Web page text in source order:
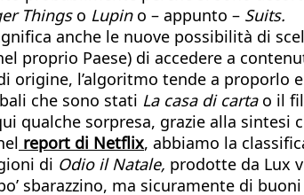
Thingso Lupino – appunto – Suits.
anche le nuove possibilità di
proprio Paese) di accedere a
origine, l’algoritmo tende a
che sono stati La casa di cartao il
qualche sorpresa, grazie alla
report di Netflix, abbiamo la
di Odio il Natale, prodotte da Lux
sbarazzino, ma sicuramente di